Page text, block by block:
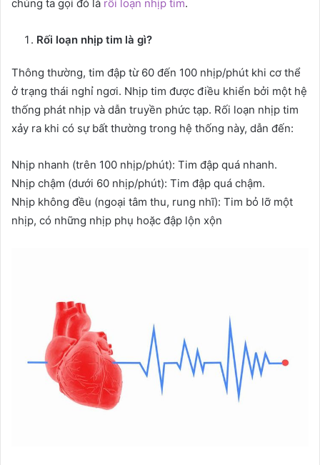
chúng ta gọi đó là rối loạn nhịp tim.
Rối loạn nhịp tim là gì?
Thông thường, tim đập từ 60 đến 100 nhịp/phút khi cơ thể
ở trạng thái nghỉ ngơi. Nhịp tim được điều khiển bởi một hệ
thống phát nhịp và dẫn truyền phức tạp. Rối loạn nhịp tim
xảy ra khi có sự bất thường trong hệ thống này, dẫn đến:
Nhịp nhanh (trên 100 nhịp/phút): Tim đập quá nhanh.
Nhịp chậm (dưới 60 nhịp/phút): Tim đập quá chậm.
Nhịp không đều (ngoại tâm thu, rung nhĩ): Tim bỏ lỡ một
nhịp, có những nhịp phụ hoặc đập lộn xộn